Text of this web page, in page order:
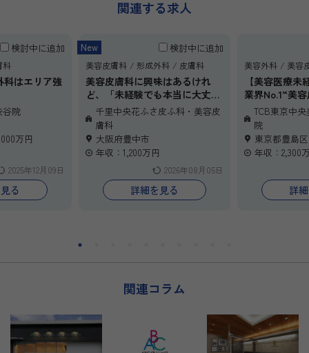
関連する求人
検討中に追加
科
科はエリア強
で医師を募
待ちしてお
谷院
万円
2025年12月09日
る
New 検討中に追加
美容皮膚科 形成外科 皮膚科
美容皮膚科に興味はあるけれ
ど、「未経験でも本当に大丈
夫？」「忙しすぎて続けられな
いのでは…」と不安を抱えてい
る先生へ。
当院は 皮膚科専門医の先生が、
安心して“長く働ける環境” を
整えています。完全予約制で残
業ほぼなし。一般皮膚科と美容
皮膚科が１：１で、無理なく自
千里中央花ふさ皮ふ科・美容皮
膚科
大阪府豊中市
年収：1,200万円
2026年08月05日
詳細を見る
美容外科 美容
【美容医療
業界No.1“美
の高待遇】
美容皮膚科に
ど、「本当に
ろうか」と不
へ。
は、未経験
技を習得で
談・ご見学く
TCB東京中
院
東京都豊島区
年収：2,300
詳
関連コラム